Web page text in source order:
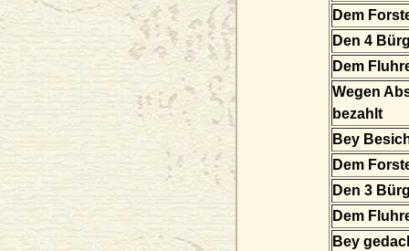
Dem
Den 4
Dem
Wegen
bezahlt
Bey
Dem
Den 3
Dem
Bey